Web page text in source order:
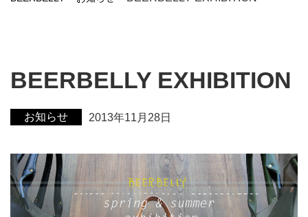
BEERBELLY EXHIBITION
お知らせ 2013年11月28日